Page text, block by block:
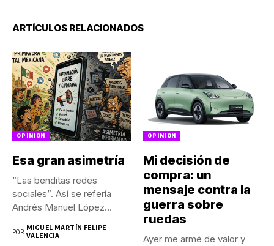
ARTÍCULOS RELACIONADOS
OPINIÓN
Esa gran asimetría
“Las benditas redes
sociales”. Así se refería
Andrés Manuel López
POR:MIGUEL MARTÍN FELIPE
VALENCIA
OPINIÓN
Mi decisión de
compra: un
mensaje contra la
guerra sobre
ruedas
Ayer me armé de valor y